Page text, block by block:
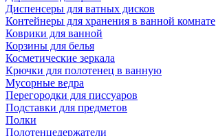
Диспенсеры для ватных дисков
Контейнеры для хранения в ванной комнате
Коврики для ванной
Корзины для белья
Косметические зеркала
Крючки для полотенец в ванную
Мусорные ведра
Перегородки для писсуаров
Подставки для предметов
Полки
Полотенцедержатели